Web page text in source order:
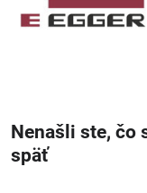
Nenašli ste, čo
späť